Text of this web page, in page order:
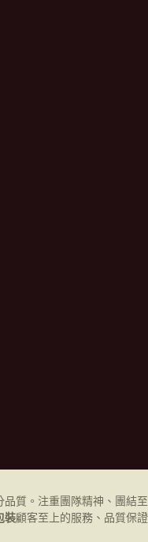
質。注重團隊精神、團結至
裝顧客至上的服務、品質保證